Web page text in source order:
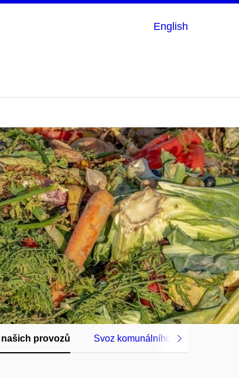
English
provozů Svoz komunálního odpadu